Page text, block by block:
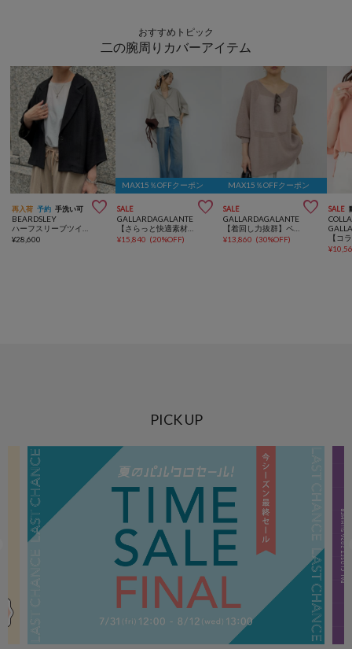
おすすめトピック
二の腕周りカバーアイテム
再入荷 予約 手洗い可 
BEARDSLEY
¥28,600
MAX15％OFFクーポン
SALE 
GALLARDAGALANTE
¥15,840 (20%OFF)
MAX15％OFFクーポン
SALE 
GALLARDAGALANTE
【着回し力抜群】ペーパーヤーンメッシュニット
¥13,860 (30%OFF)
SALE
¥
PICK UP